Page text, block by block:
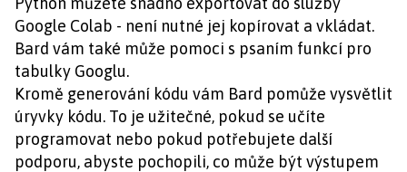
Google Colab - není nutné jej kopírovat a vkládat.
Bard vám také může pomoci s psaním funkcí pro
tabulky Googlu.
Kromě generování kódu vám Bard pomůže vysvětlit
úryvky kódu. To je užitečné, pokud se učíte
programovat nebo pokud potřebujete další
podporu, abyste pochopili, co může být výstupem